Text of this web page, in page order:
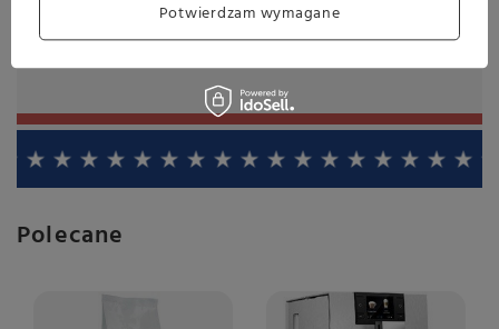
sąsiadów, my nie damy się stłamsić i twardo będziemy w
tym trwać. Do końca świata.
Polecane
Potwierdzam wymagane